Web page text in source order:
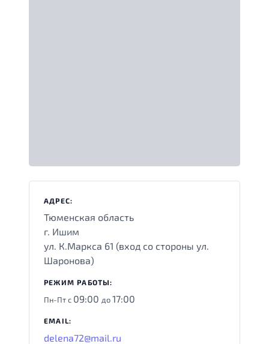
АДРЕС:
Тюменская область
г. Ишим
ул. К.Маркса 61 (вход со стороны ул.
Шаронова)
РЕЖИМ РАБОТЫ:
Пн-Пт с 09:00 до17:00
EMAIL:
delena72@mail.ru